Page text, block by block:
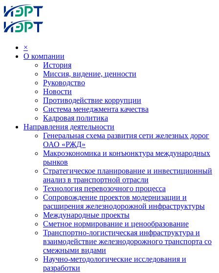
×
О компании
История
Миссия, видение, ценности
Руководство
Новости
Противодействие коррупции
Система менеджмента качества
Кадровая политика
Направления деятельности
Генеральная схема развития сети железных дорог
ОАО «РЖД»
Макроэкономика и конъюнктура международных
рынков
Стратегическое планирование и инвестиционный
анализ в транспортной отрасли
Технология перевозочного процесса
Сопровождение проектов модернизации и
расширения железнодорожной инфраструктуры
Международные проекты
Сметное нормирование и ценообразование
Транспортно-логистическая инфраструктура и
взаимодействие железнодорожного транспорта со
смежными видами
Научно-методологические исследования и
разработки